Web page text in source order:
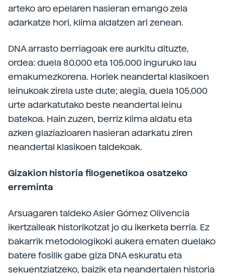
arteko aro epelaren hasieran emango zela
adarkatze hori, klima aldatzen ari zenean.
DNA arrasto berriagoak ere aurkitu dituzte,
ordea: duela 80.000 eta 105.000 inguruko lau
emakumezkorena. Horiek neandertal klasikoen
leinukoak zirela uste dute; alegia, duela 105.000
urte adarkatutako beste neandertal leinu
batekoa. Hain zuzen, berriz klima aldatu eta
azken glaziazioaren hasieran adarkatu ziren
neandertal klasikoen taldekoak.
Gizakion historia filogenetikoa osatzeko
erreminta
Arsuagaren taldeko Asier Gómez Olivencia
ikertzaileak historikotzat jo du ikerketa berria. Ez
bakarrik metodologikoki aukera ematen duelako
batere fosilik gabe giza DNA eskuratu eta
sekuentziatzeko, baizik eta neandertalen historia